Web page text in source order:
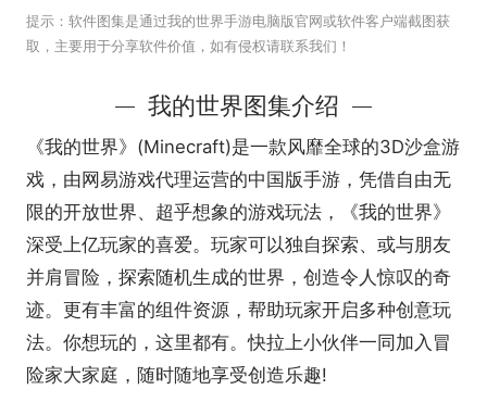
提示： 软件图集是通过我的世界手游电脑版官网或软件客户端截图获
取，主要用于分享软件价值，如有侵权请联系我们！
我的世界图集介绍
《我的世界》(Minecraft)是一款风靡全球的3D沙盒游
戏，由网易游戏代理运营的中国版手游，凭借自由无
限的开放世界、超乎想象的游戏玩法，《我的世界》
深受上亿玩家的喜爱。玩家可以独自探索、或与朋友
并肩冒险，探索随机生成的世界，创造令人惊叹的奇
迹。更有丰富的组件资源，帮助玩家开启多种创意玩
法。你想玩的，这里都有。快拉上小伙伴一同加入冒
险家大家庭，随时随地享受创造乐趣!